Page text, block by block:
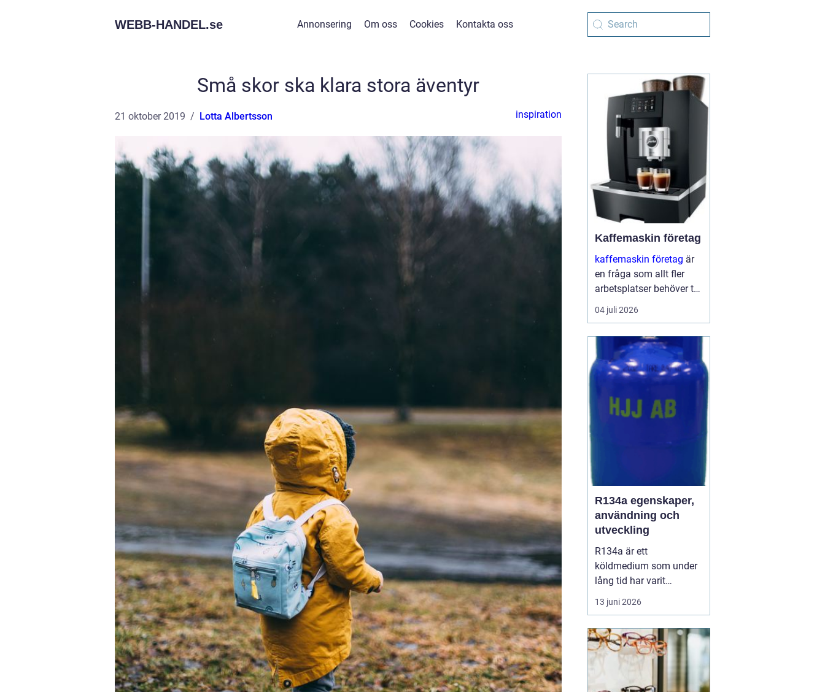
WEBB-HANDEL.se Annonsering Om oss Cookies Kontakta oss
Små skor ska klara stora äventyr
21 oktober 2019 Lotta Albertsson inspiration
Kaffemaskin företag
kaffemaskin företag är
en fråga som allt fler
arbetsplatser behöver ta
på allvar när de vill
skapa en trivsam och
genomtänkt lösning för
kaffe på jobbet gör
skillnad för allt ...
04 juli 2026
R134a egenskaper,
användning och
utveckling
R134a är ett
köldmedium som under
lång tid har varit
standard i många kyl-
och AC-system. Det
luftkonditionering till
kommersiella frysar och
medicinteknisk
utrustning. Samtidigt
13 juni 2026